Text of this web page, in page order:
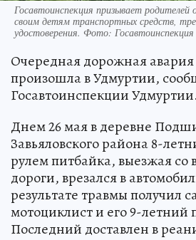
Госавтоинспекция призывает
своим детям транспортных средств,
удостоверения. Фото:
Очередная дорожная авария
произошла в Удмуртии,
Госавтоинспекции Удмуртии.
Днем 26 мая в деревне
Завьяловского района 8-
рулем питбайка, выезжая со
дороги, врезался в
результате травмы получил
мотоциклист и его 9-летний
Последний доставлен в